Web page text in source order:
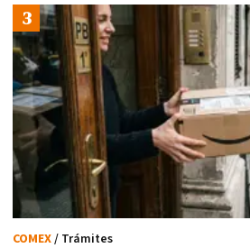
COMEX/ Trámites